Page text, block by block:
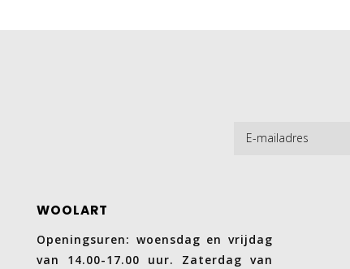
WOOLART
Openingsuren: woensdag en vrijdag
van 14.00-17.00 uur. Zaterdag van